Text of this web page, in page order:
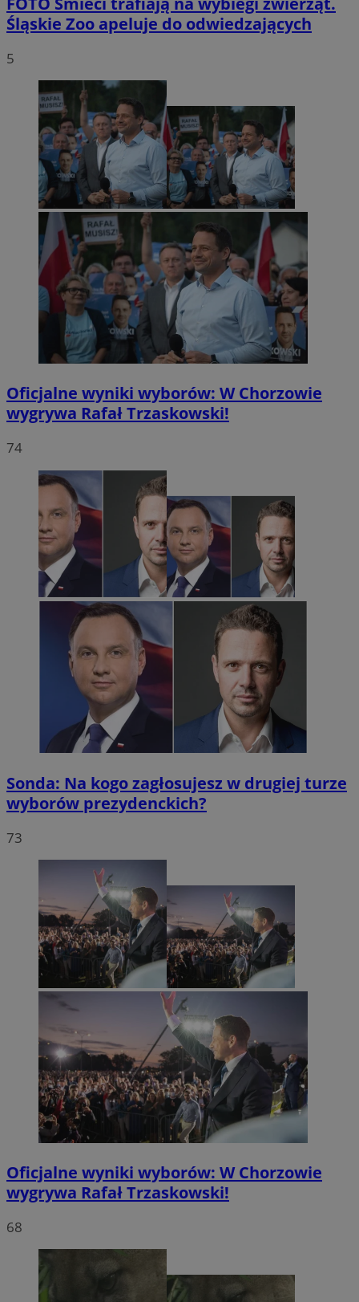
Śląskie Zoo apeluje do odwiedzających
5
Oficjalne wyniki wyborów: W Chorzowie
wygrywa Rafał Trzaskowski!
74
Sonda: Na kogo zagłosujesz w drugiej turze
wyborów prezydenckich?
73
Oficjalne wyniki wyborów: W Chorzowie
wygrywa Rafał Trzaskowski!
68